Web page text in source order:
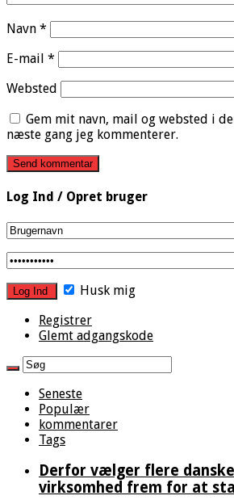
Navn *
E-mail *
Websted
Gem mit navn, mail og websted i
næste gang jeg kommenterer.
Log Ind / Opret bruger
Husk mig
Registrer
Glemt adgangskode
Seneste
Populær
kommentarer
Tags
Derfor vælger flere
virksomhed frem for at